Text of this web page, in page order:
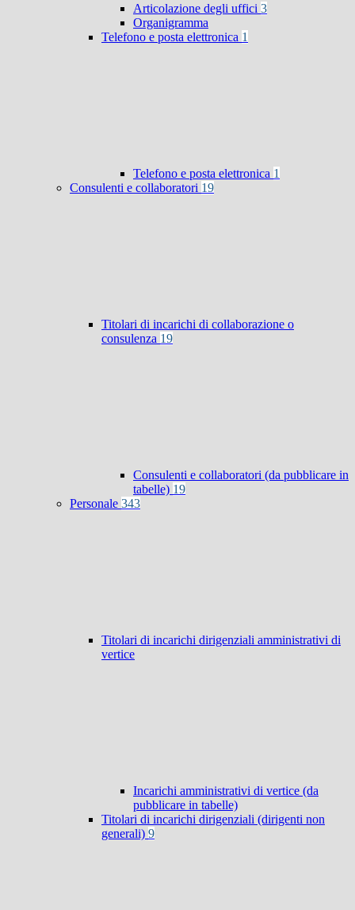
Articolazione degli uffici 3
Organigramma
Telefono e posta elettronica 1
Telefono e posta elettronica 1
Consulenti e collaboratori 19
Titolari di incarichi di collaborazione o
consulenza 19
Consulenti e collaboratori (da pubblicare in
tabelle) 19
Personale 343
Titolari di incarichi dirigenziali amministrativi di
vertice
Incarichi amministrativi di vertice (da
pubblicare in tabelle)
Titolari di incarichi dirigenziali (dirigenti non
generali) 9